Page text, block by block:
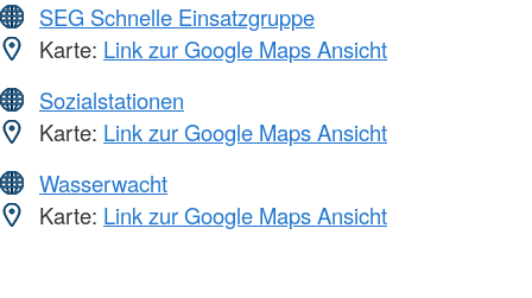
SEG Schnelle Einsatzgruppe
Karte: Link zur Google Maps Ansicht
Sozialstationen
Karte: Link zur Google Maps Ansicht
Wasserwacht
Karte: Link zur Google Maps Ansicht